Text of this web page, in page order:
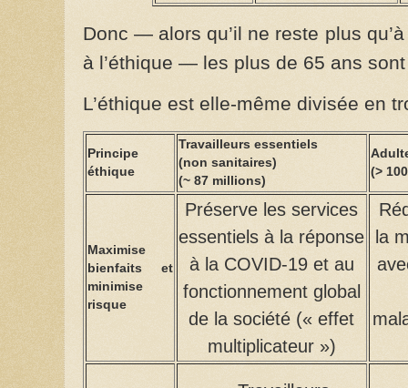
Donc — alors qu’il ne reste plus
à l’éthique — les plus de 65 ans
L’éthique est elle-même divisée en
Principe
éthique
Travailleurs essentiels
(non sanitaires)
(~ 87 millions)
(>
Maximise
bienfaits et
minimise
risque
Préserve les services
essentiels à la réponse
à la COVID-19 et au
fonctionnement global
de la société (« effet
multiplicateur »)
la